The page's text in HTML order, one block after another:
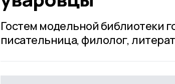
Гостем модельной библиотеки
писательница, филолог,